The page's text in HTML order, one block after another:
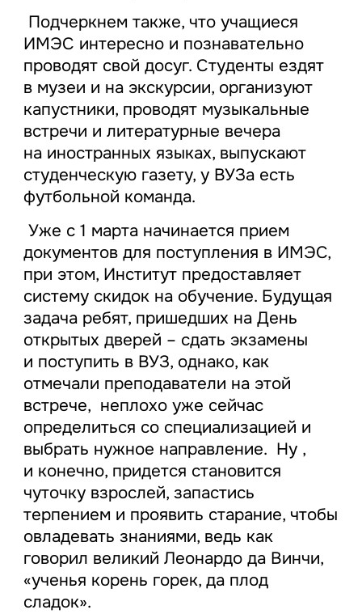
Подчеркнем также, что учащиеся
ИМЭС интересно и познавательно
проводят свой досуг. Студенты ездят
в музеи и на экскурсии, организуют
капустники, проводят музыкальные
встречи и литературные вечера
на иностранных языках, выпускают
студенческую газету, у ВУЗа есть
футбольной команда.
Уже с 1 марта начинается прием
документов для поступления в ИМЭС,
при этом, Институт предоставляет
систему скидок на обучение. Будущая
задача ребят, пришедших на День
открытых дверей – сдать экзамены
и поступить в ВУЗ, однако, как
отмечали преподаватели на этой
встрече, неплохо уже сейчас
определиться со специализацией и
выбрать нужное направление. Ну ,
и конечно, придется становится
чуточку взрослей, запастись
терпением и проявить старание, чтобы
овладевать знаниями, ведь как
говорил великий Леонардо да Винчи,
«ученья корень горек, да плод
сладок».